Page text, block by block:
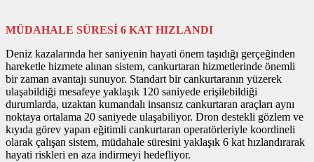
MÜDAHALE SÜRESİ 6 KAT HIZLANDI
Deniz kazalarında her saniyenin hayati önem taşıdığı gerçeğinden
hareketle hizmete alınan sistem, cankurtaran hizmetlerinde önemli
bir zaman avantajı sunuyor. Standart bir cankurtaranın yüzerek
ulaşabildiği mesafeye yaklaşık 120 saniyede erişilebildiği
durumlarda, uzaktan kumandalı insansız cankurtaran araçları aynı
noktaya ortalama 20 saniyede ulaşabiliyor. Dron destekli gözlem ve
kıyıda görev yapan eğitimli cankurtaran operatörleriyle koordineli
olarak çalışan sistem, müdahale süresini yaklaşık 6 kat hızlandırarak
hayati riskleri en aza indirmeyi hedefliyor.